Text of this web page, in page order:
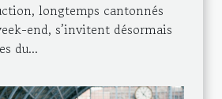
longtemps cantonnés
end, s’invitent désormais
du...